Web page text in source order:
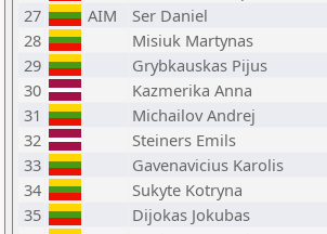
27
AIM Ser Daniel
28
Misiuk Martynas
29
Grybkauskas Pijus
30
Kazmerika Anna
31
Michailov Andrej
32
Steiners Emils
33
Gavenavicius Karolis
34
Sukyte Kotryna
35
Dijokas Jokubas